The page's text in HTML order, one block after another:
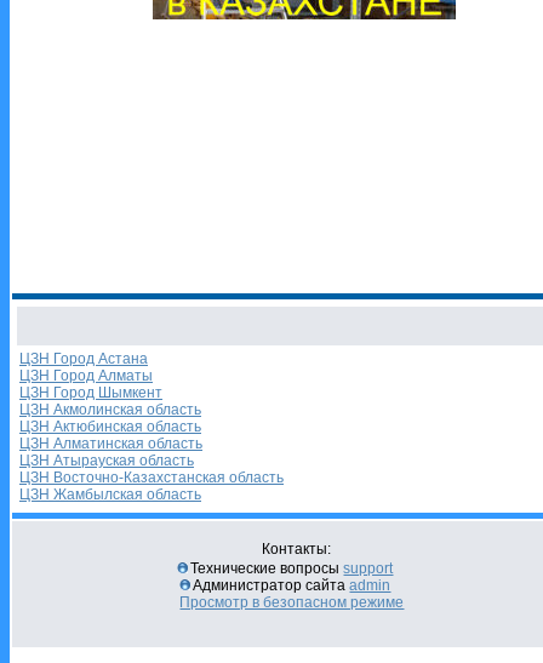
ЦЗН Город Астана
ЦЗН Город Алматы
ЦЗН Город Шымкент
ЦЗН Акмолинская область
ЦЗН Актюбинская область
ЦЗН Алматинская область
ЦЗН Атырауская область
ЦЗН Восточно-Казахстанская область
ЦЗН Жамбылская область
Контакты:
Технические вопросыsupport
Администратор сайтаadmin
Просмотр в безопасном режиме